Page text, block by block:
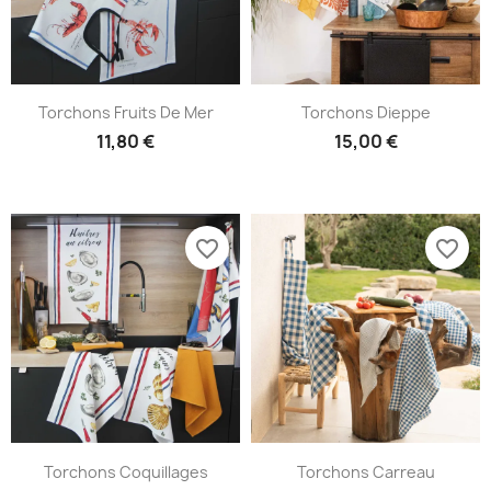
Torchons Fruits De Mer
11,80 €
Torchons Dieppe
15,00 €
Torchons Coquillages
favorite_border
Torchons Carreau
favorite_border